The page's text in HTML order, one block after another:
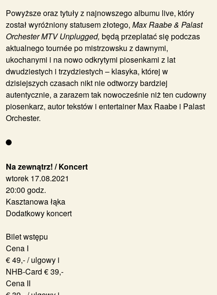
Na zewnątrz! / Koncert
wtorek 17.08.2021
20:00 godz.
Kasztanowa łąka
Dodatkowy koncert
Bilet wstępu
Cena I
€ 49,- / ulgowy i
NHB-Card € 39,-
Cena II
Powyższe oraz tytuły z najnowszego albumu live, który
został wyróżniony statusem złotego, Max Raabe & Palast
Orchester MTV Unplugged, będą przeplatać się podczas
aktualnego tournée po mistrzowsku z dawnymi,
ukochanymi i na nowo odkrytymi piosenkami z lat
dwudziestych i trzydziestych – klasyka, której w
dzisiejszych czasach nikt nie odtworzy bardziej
autentycznie, a zarazem tak nowocześnie niż ten cudowny
piosenkarz, autor tekstów i entertainer Max Raabe i Palast
Orchester.